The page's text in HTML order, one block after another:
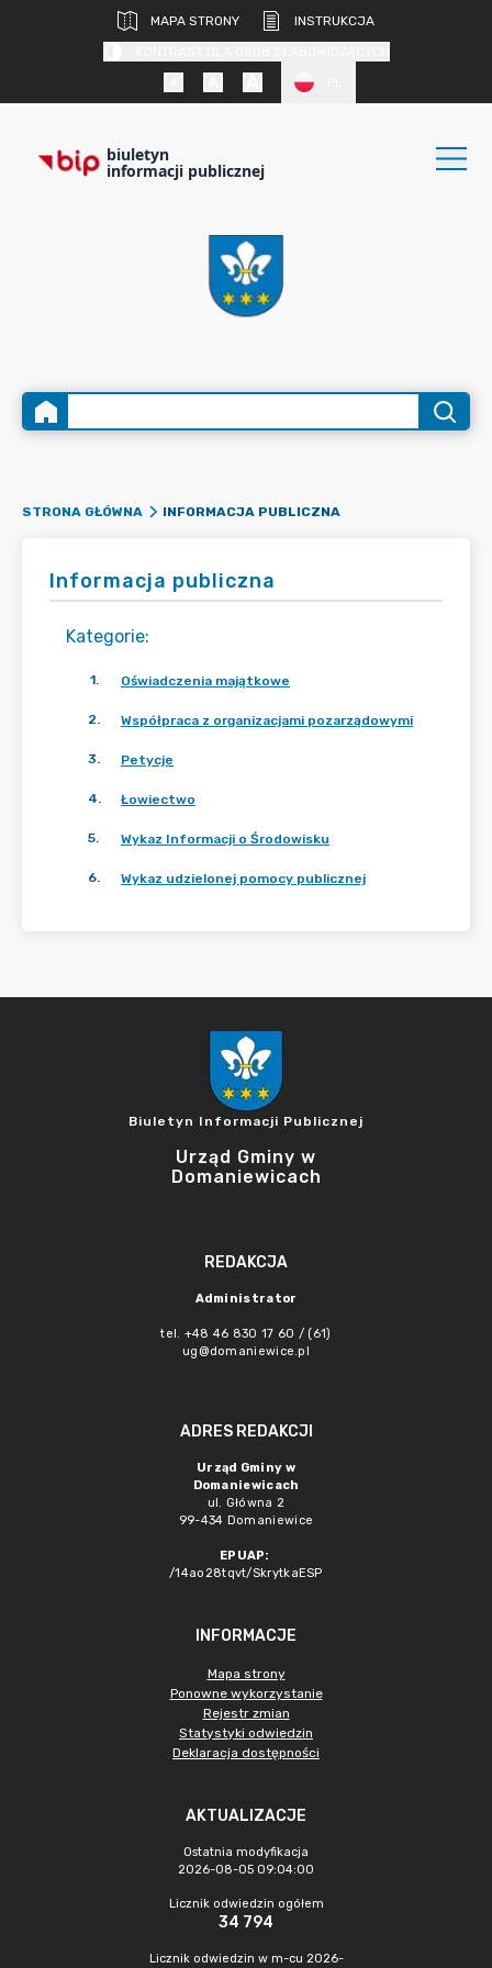
MAPA STRONY
INSTRUKCJA
biuletyn
informacji publicznej
STRONA GŁÓWNA INFORMACJA PUBLICZNA
Informacja publiczna
Kategorie:
1. Oświadczenia majątkowe
2. Współpraca z organizacjami pozarządowymi
3. Petycje
4. Łowiectwo
5. Wykaz Informacji o Środowisku
6. Wykaz udzielonej pomocy publicznej
Biuletyn Informacji Publicznej
Urząd Gminy w
Domaniewicach
REDAKCJA
Administrator
tel. +48 46 830 17 60 / (61)
ug@domaniewice.pl
ADRES REDAKCJI
Urząd Gminy w
Domaniewicach
ul. Główna 2
99-434 Domaniewice
EPUAP:
/14ao28tqvt/SkrytkaESP
INFORMACJE
Mapa strony
Ponowne wykorzystanie
Rejestr zmian
Statystyki odwiedzin
Deklaracja dostępności
AKTUALIZACJE
Ostatnia modyfikacja
2026-08-05 09:04:00
Licznik odwiedzin ogółem
34 794
Licznik odwiedzin w m-cu 2026-